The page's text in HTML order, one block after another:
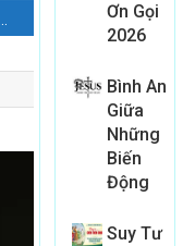
LIÊNG
Ơn Gọi
2026
Bình An
Giữa
Những
Biến
Động
Suy Tư